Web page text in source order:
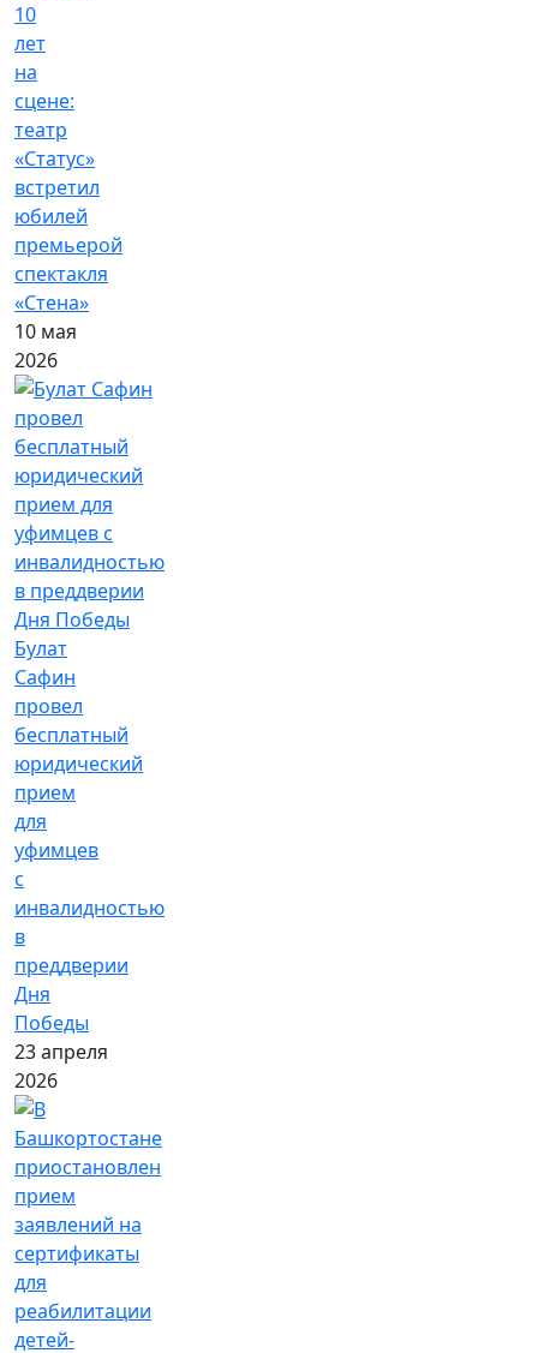
10
лет
на
сцене:
театр
«Статус»
встретил
юбилей
премьерой
спектакля
«Стена»
10 мая
2026
Булат
Сафин
провел
бесплатный
юридический
прием
для
уфимцев
с
инвалидностью
в
преддверии
Дня
Победы
23 апреля
2026